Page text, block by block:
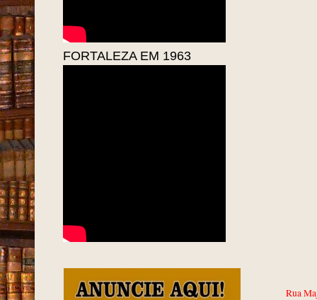
Rua
FORTALEZA EM 1963